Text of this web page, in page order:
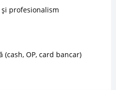
profesionalism
OP, card bancar)